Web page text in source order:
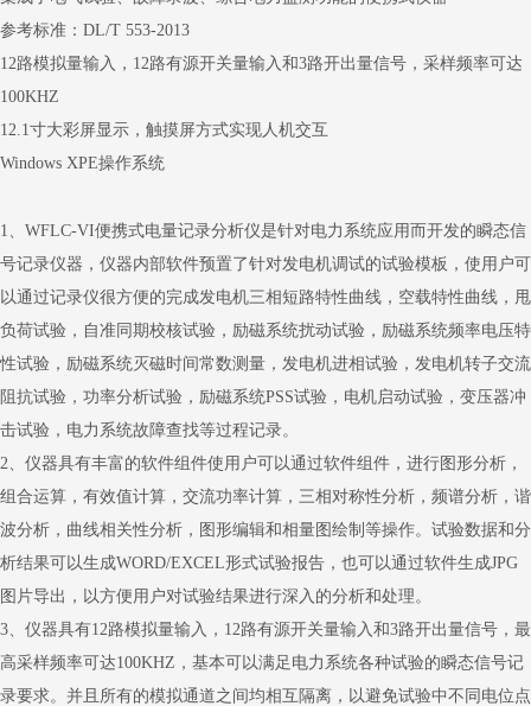
参考标准：DL/T 553-2013
12路模拟量输入，12路有源开关量输入和3路开出量信号，采样频率可达
100KHZ
12.1寸大彩屏显示，触摸屏方式实现人机交互
Windows XPE操作系统
1、WFLC-VI便携式电量记录分析仪是针对电力系统应用而开发的瞬态信
号记录仪器，仪器内部软件预置了针对发电机调试的试验模板，使用户可
以通过记录仪很方便的完成发电机三相短路特性曲线，空载特性曲线，甩
负荷试验，自准同期校核试验，励磁系统扰动试验，励磁系统频率电压特
性试验，励磁系统灭磁时间常数测量，发电机进相试验，发电机转子交流
阻抗试验，功率分析试验，励磁系统PSS试验 ，电机启动试验，变压器冲
击试验，电力系统故障查找等过程记录。
2、仪器具有丰富的软件组件使用户可以通过软件组件，进行图形分析，
组合运算，有效值计算，交流功率计算，三相对称性分析，频谱分析，谐
波分析，曲线相关性分析，图形编辑和相量图绘制等操作。试验数据和分
析结果可以生成WORD/EXCEL形式试验报告，也可以通过软件生成JPG
图片导出，以方便用户对试验结果进行深入的分析和处理。
3、仪器具有12路模拟量输入，12路有源开关量输入和3路开出量信号，最
高采样频率可达100KHZ，基本可以满足电力系统各种试验的瞬态信号记
录要求。并且所有的模拟通道之间均相互隔离，以避免试验中不同电位点